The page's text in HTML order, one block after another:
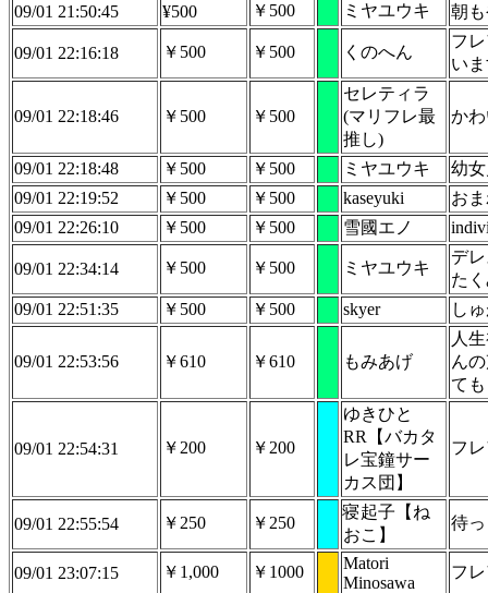
09/01 21:50:45
¥500 ￥500 ミヤユウキ 朝
09/01 22:16:18 ￥500 ￥500 くのへん
フ
い
09/01 22:18:46 ￥500 ￥500
セレティラ
(マリフレ最
推し)
か
09/01 22:18:48 ￥500 ￥500 ミヤユウキ
幼
09/01 22:19:52
￥500 ￥500 kaseyuki
お
09/01 22:26:10
￥500 ￥500 雪國エノ
09/01 22:34:14 ￥500 ￥500 ミヤユウキ
デ
た
09/01 22:51:35
￥500 ￥500 skyer し
09/01 22:53:56 ￥610 ￥610 もみあげ
人
ん
て
09/01 22:54:31 ￥200 ￥200
ゆきひと
RR【バカタ
レ宝鐘サー
カス団】
フ
09/01 22:55:54 ￥250 ￥250
寝起子【ね
おこ】
待
09/01 23:07:15 ￥1,000 ￥1000
Matori
Minosawa
フ